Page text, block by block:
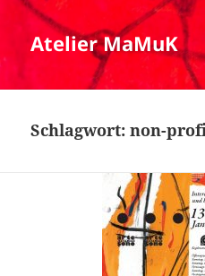
Atelier MaMuK
Schlagwort:non-